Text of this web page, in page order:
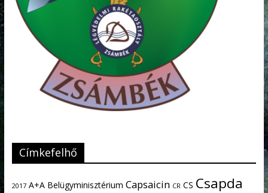
Címkefelhő
2017 A+A Belügyminisztérium Capsaicin CR CS Csapda